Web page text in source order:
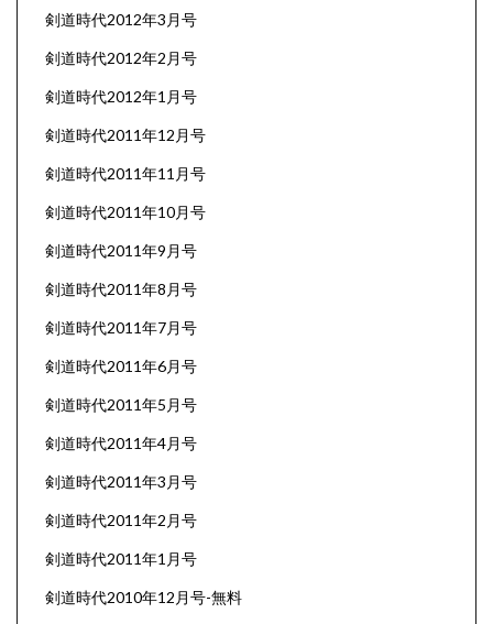
剣道時代2012年3月号
剣道時代2012年2月号
剣道時代2012年1月号
剣道時代2011年12月号
剣道時代2011年11月号
剣道時代2011年10月号
剣道時代2011年9月号
剣道時代2011年8月号
剣道時代2011年7月号
剣道時代2011年6月号
剣道時代2011年5月号
剣道時代2011年4月号
剣道時代2011年3月号
剣道時代2011年2月号
剣道時代2011年1月号
剣道時代2010年12月号-無料